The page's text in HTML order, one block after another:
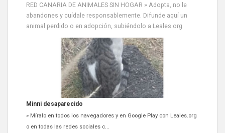
RED CANARIA DE ANIMALES SIN HOGAR » Adopta, no le
abandones y cuídale responsablemente. Difunde aquí un
animal perdido o en adopción, subiéndolo a Leales.org
Minni desaparecido
» Míralo en todos los navegadores y en Google Play con Leales.org
o en todas las redes sociales c...